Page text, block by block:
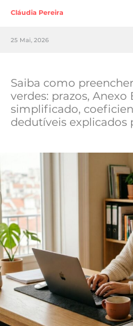
Sociedade
Tecnologia
Negócios
Mundial
Cláudia Pereira
25 Mai, 2026
Saiba como
verdes: prazos, Anexo
simplificado,
dedutíveis explicados